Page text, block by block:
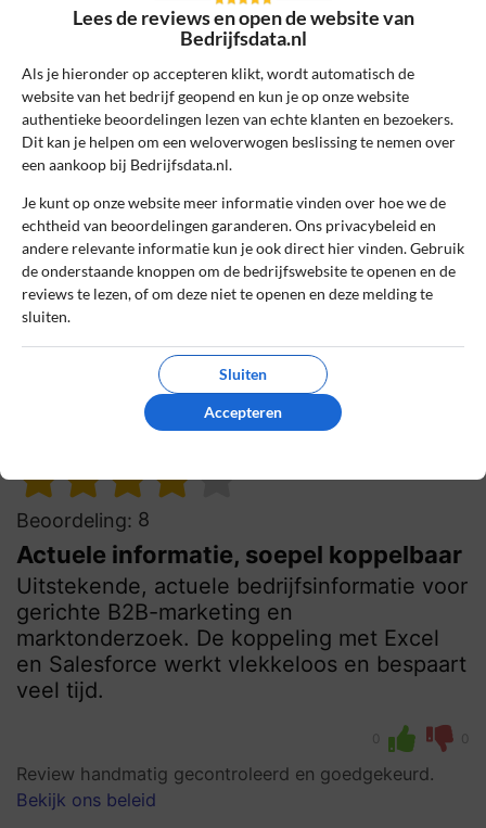
Beoordeling: 10
Gebruiksvriendelijk en flexibel
platform
Heel gebruiksvriendelijk platform met
actuele bedrijfsprofielen; de integratie met
CRM-systemen en flexibiliteit in
B2B-campagnes.
Review handmatig gecontroleerd en goedgekeurd.
Bekijk ons beleid
20 maart 2025, 21:13
Beoordeling: 8
Actuele informatie, soepel koppelbaar
Uitstekende, actuele bedrijfsinformatie voor
gerichte B2B-marketing en
marktonderzoek. De koppeling met Excel
en Salesforce werkt vlekkeloos en bespaart
veel tijd.
0 0
Review handmatig gecontroleerd en goedgekeurd.
Bekijk ons beleid
Lees de reviews en open de website van
Bedrijfsdata.nl
Als je hieronder op accepteren klikt, wordt automatisch de
website van het bedrijf geopend en kun je op onze website
authentieke beoordelingen lezen van echte klanten en bezoekers.
Dit kan je helpen om een weloverwogen beslissing te nemen over
een aankoop bij Bedrijfsdata.nl.
Je kunt op onze website meer informatie vinden over hoe we de
echtheid van beoordelingen garanderen. Ons privacybeleid en
andere relevante informatie kun je ook direct hier vinden. Gebruik
de onderstaande knoppen om de bedrijfswebsite te openen en de
reviews te lezen, of om deze niet te openen en deze melding te
sluiten.
Sluiten
Accepteren